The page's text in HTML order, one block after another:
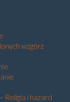
wzgórz
Religia i hazard